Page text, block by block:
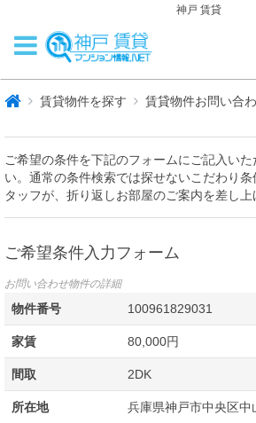
神戸 賃貸
賃貸物件を探す 賃貸物件お問い合
ご希望の条件を下記のフォームにご記入い
い。通常の条件検索では探せないこだわり
タッフが、折り返しお部屋のご案内を差し上
ご希望条件入力フォーム
お問い合わせ物件の詳細
物件番号 100961829031
家賃 80,000円
間取 2DK
所在地 兵庫県神戸市中央区中